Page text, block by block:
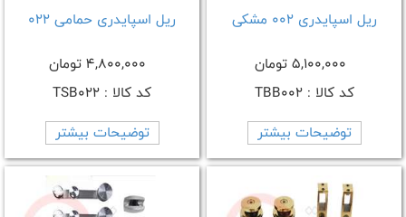
ریل اسپایدری 002 مشکی
کد کالا : TBB002
توضیحات بیشتر
ریل اسپایدری حمامی 022
کد کالا : TSB022
توضیحات بیشتر